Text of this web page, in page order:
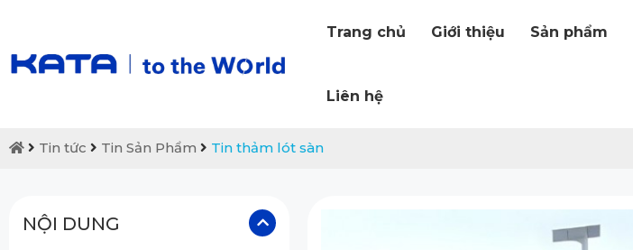
Trang chủ Giới thiệu Sản phẩm
Liên hệ
Tin tức Tin Sản Phẩm Tin thảm lót sàn
NỘI DUNG